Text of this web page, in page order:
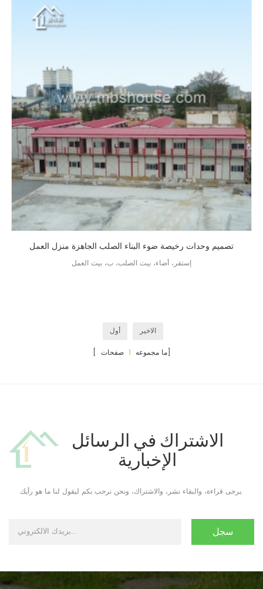
تصميم وحدات رخيصة ضوء البناء الصلب الجاهزة منزل العمل
إستقر، أضاء، بيت الصلب، ب، بيت العمل
أول
الاخير
[ ما مجموعه 1 صفحات]
الاشتراك في الرسائل
الإخبارية
يرجى قراءة، والبقاء نشر، والاشتراك، ونحن نرحب بكم ليقول لنا ما هو رأيك.